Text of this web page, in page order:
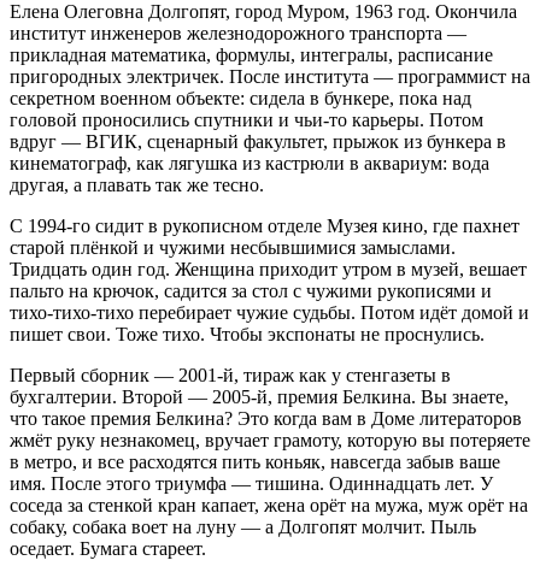
Елена Олеговна Долгопят, город Муром, 1963 год. Окончила
институт инженеров железнодорожного транспорта —
прикладная математика, формулы, интегралы, расписание
пригородных электричек. После института — программист на
секретном военном объекте: сидела в бункере, пока над
головой проносились спутники и чьи-то карьеры. Потом
вдруг — ВГИК, сценарный факультет, прыжок из бункера в
кинематограф, как лягушка из кастрюли в аквариум: вода
другая, а плавать так же тесно.
С 1994-го сидит в рукописном отделе Музея кино, где пахнет
старой плёнкой и чужими несбывшимися замыслами.
Тридцать один год. Женщина приходит утром в музей, вешает
пальто на крючок, садится за стол с чужими рукописями и
тихо-тихо-тихо перебирает чужие судьбы. Потом идёт домой и
пишет свои. Тоже тихо. Чтобы экспонаты не проснулись.
Первый сборник — 2001-й, тираж как у стенгазеты в
бухгалтерии. Второй — 2005-й, премия Белкина. Вы знаете,
что такое премия Белкина? Это когда вам в Доме литераторов
жмёт руку незнакомец, вручает грамоту, которую вы потеряете
в метро, и все расходятся пить коньяк, навсегда забыв ваше
имя. После этого триумфа — тишина. Одиннадцать лет. У
соседа за стенкой кран капает, жена орёт на мужа, муж орёт на
собаку, собака воет на луну — а Долгопят молчит. Пыль
оседает. Бумага стареет.